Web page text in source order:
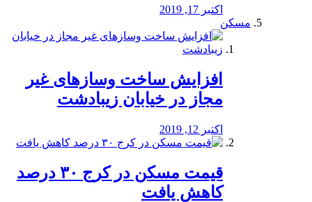
اکتبر 17, 2019
مسکن
افزایش ساخت وسازهای غیر
مجاز در خیابان زیبادشت
اکتبر 12, 2019
️قیمت مسکن در کرج ۳۰ درصد
کاهش یافت